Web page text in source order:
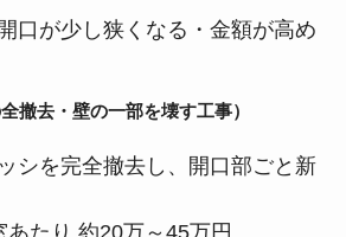
開口が少し狭くなる・金額が高め
撤去・壁の一部を壊す工事）
シを完全撤去し、開口部ごと新